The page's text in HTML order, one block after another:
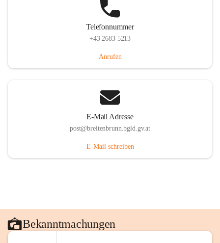
Telefonnummer
+43 2683 5213
Anrufen
E-Mail Adresse
post@breitenbrunn.bgld.gv.at
E-Mail schreiben
Bekanntmachungen